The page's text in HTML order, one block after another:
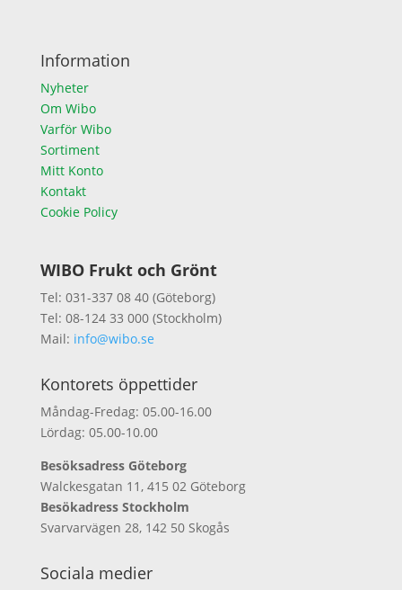
Information
Nyheter
Om Wibo
Varför Wibo
Sortiment
Mitt Konto
Kontakt
Cookie Policy
WIBO Frukt och Grönt
Tel: 031-337 08 40 (Göteborg)
Tel: 08-124 33 000 (Stockholm)
Mail: info@wibo.se
Kontorets öppettider
Måndag-Fredag: 05.00-16.00
Lördag: 05.00-10.00
Besöksadress Göteborg
Walckesgatan 11, 415 02 Göteborg
Besökadress Stockholm
Svarvarvägen 28, 142 50 Skogås
Sociala medier